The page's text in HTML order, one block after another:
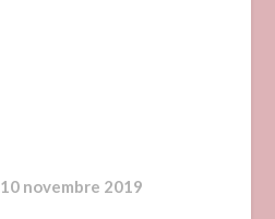
10 novembre 2019